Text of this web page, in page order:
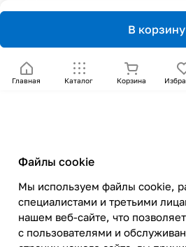
В корзину
Главная Каталог Корзина
Файлы cookie
Мы используем файлы cookie,
специалистами и третьими
нашем веб-сайте, что
с пользователями и